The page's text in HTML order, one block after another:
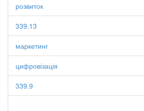
розвиток
339.13
маркетинг
цифровізація
339.9